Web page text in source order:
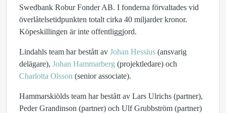
Swedbank Robur Fonder AB. I fonderna förvaltades vid
överlåtelsetidpunkten totalt cirka 40 miljarder kronor.
Köpeskillingen är inte offentliggjord.
Lindahls team har bestått av Johan Hessius (ansvarig
delägare), Johan Hammarberg (projektledare) och
Charlotta Olsson (senior associate).
Hammarskiölds team har bestått av Lars Ulrichs (partner),
Peder Grandinson (partner) och Ulf Grubbström (partner)